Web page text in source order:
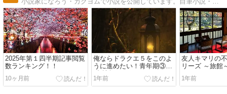
2025年第１四半期記事閲覧
数ランキング！！
10ヶ月前
俺ならドラクエ５をこのよ
うに進めたい！青年期③！
(裏技無し)
1年前
友人キマリの
リーズ ～旅館
1年前